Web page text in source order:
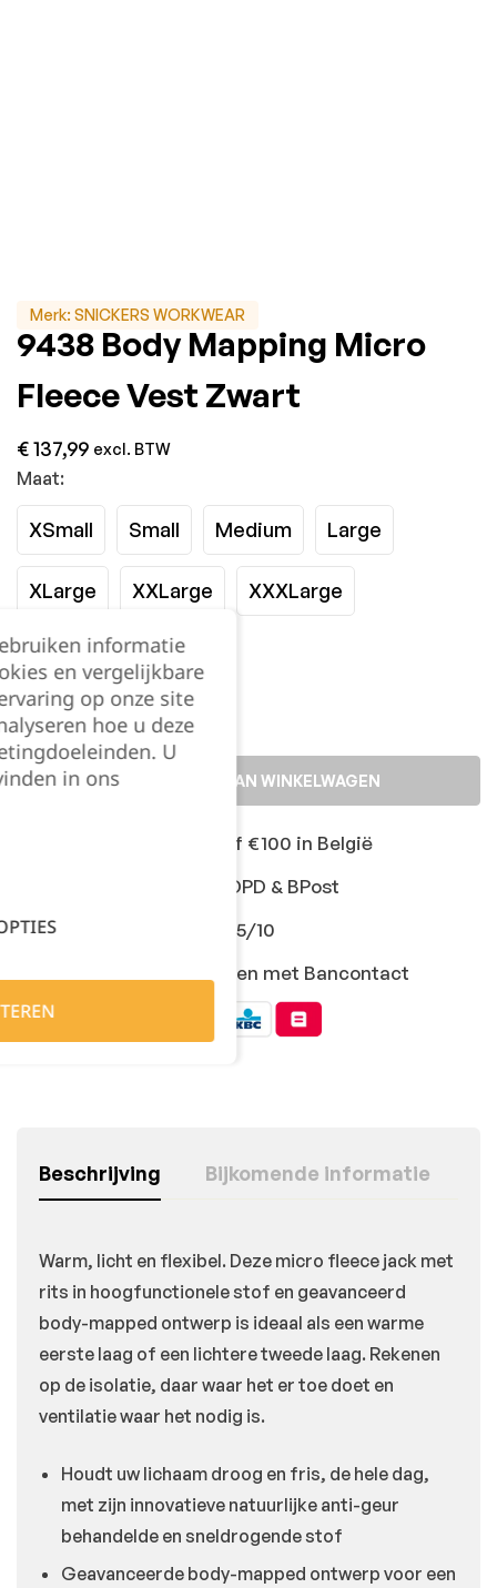
Merk: SNICKERS WORKWEAR
9438 Body Mapping Micro
Fleece Vest Zwart
€137,99 excl. BTW
Maat:
XSmall Small Medium Large
XLarge XXLarge XXXLarge
Kies je aantal:
TOEVOEGEN AAN WINKELWAGEN
Gratis levering vanaf €100 in België
Snelle levering met DPD & BPost
Klanten geven ons 9,5/10
Veilig online afrekenen met Bancontact
Beschrijving Bijkomende informatie
Warm, licht en flexibel. Deze micro fleece jack met
rits in hoogfunctionele stof en geavanceerd
body-mapped ontwerp is ideaal als een warme
eerste laag of een lichtere tweede laag. Rekenen
op de isolatie, daar waar het er toe doet en
ventilatie waar het nodig is.
Houdt uw lichaam droog en fris, de hele dag,
met zijn innovatieve natuurlijke anti-geur
behandelde en sneldrogende stof
Geavanceerde body-mapped ontwerp voor een
informatie
en vergelijkbare
op onze site
hoe u deze
U
in ons